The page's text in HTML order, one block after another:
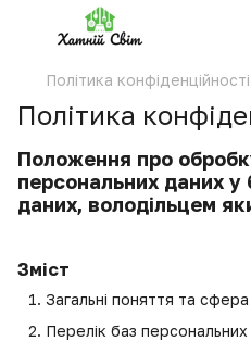
Політика конфіденційності
Політика
Положення про
персональних даних у
даних, володільцем
Зміст
Загальні поняття та
Перелік баз